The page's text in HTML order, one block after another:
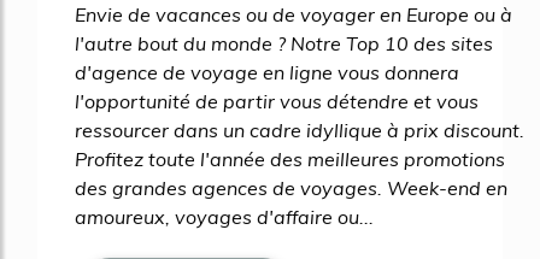
Envie de vacances ou de voyager en Europe ou à
l'autre bout du monde ? Notre Top 10 des sites
d'agence de voyage en ligne vous donnera
l'opportunité de partir vous détendre et vous
ressourcer dans un cadre idyllique à prix discount.
Profitez toute l'année des meilleures promotions
des grandes agences de voyages. Week-end en
amoureux, voyages d'affaire ou...